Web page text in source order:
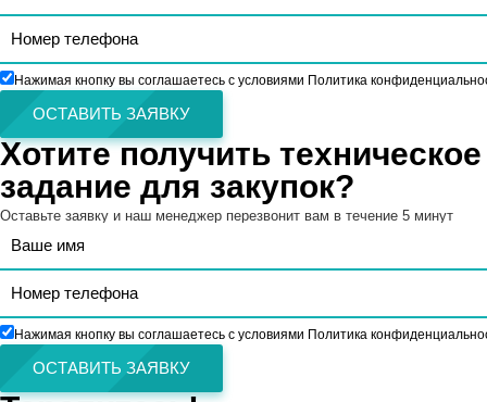
Нажимая кнопку вы соглашаетесь с условиями Политика
ОСТАВИТЬ ЗАЯВКУ
Хотите получить техническое
задание для закупок?
Оставьте заявку и наш менеджер перезвонит вам в течение 5 минут
Нажимая кнопку вы соглашаетесь с условиями Политика
ОСТАВИТЬ ЗАЯВКУ